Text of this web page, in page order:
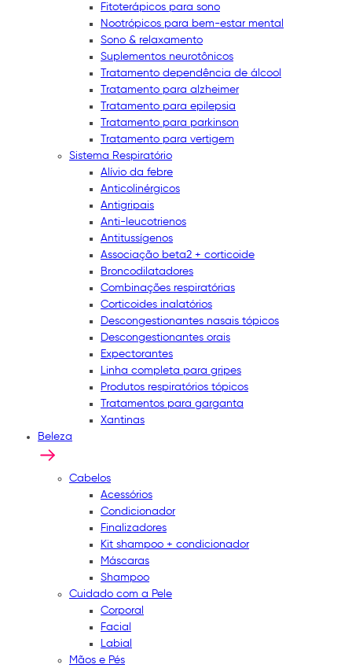
Fitoterápicos para sono
Nootrópicos para bem-estar mental
Sono & relaxamento
Suplementos neurotônicos
Tratamento dependência de álcool
Tratamento para alzheimer
Tratamento para epilepsia
Tratamento para parkinson
Tratamento para vertigem
Sistema Respiratório
Alívio da febre
Anticolinérgicos
Antigripais
Anti-leucotrienos
Antitussígenos
Associação beta2 + corticoide
Broncodilatadores
Combinações respiratórias
Corticoides inalatórios
Descongestionantes nasais tópicos
Descongestionantes orais
Expectorantes
Linha completa para gripes
Produtos respiratórios tópicos
Tratamentos para garganta
Xantinas
Beleza
Cabelos
Acessórios
Condicionador
Finalizadores
Kit shampoo + condicionador
Máscaras
Shampoo
Cuidado com a Pele
Corporal
Facial
Labial
Mãos e Pés